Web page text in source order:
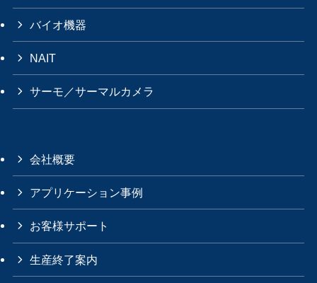
バイオ機器
NAIT
サーモ／サーマルカメラ
会社概要
アプリケーション事例
お客様サポート
生産終了案内